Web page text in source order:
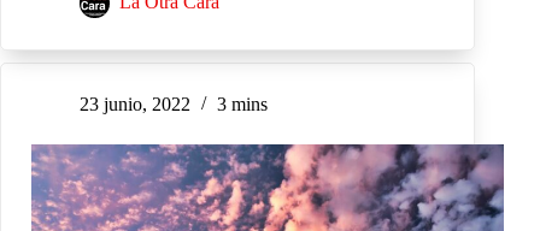
23 junio, 2022 3 mins